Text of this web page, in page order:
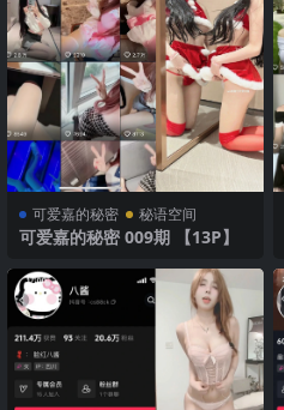
可爱嘉的秘密 秘语空间
可爱嘉的秘密 009期 【13P】